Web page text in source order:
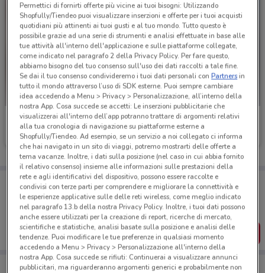
Conforama
Scade il 31/08 16.2 km
Conforama
Scade il 31/08 16.2 km
Porta DoveConviene sempre con te!
Puoi trovare le migliori offerte dei negozi vicino a te,
salvarle e creare la tua lista del risparmio, comodamente
dal tuo cellulare.
SCARICA L’APP
Permettici di fornirti offerte più vicine ai tuoi bisogni: Utilizzando
Shopfully/Tiendeo puoi visualizzare inserzioni e offerte per i tuoi acquisti
quotidiani più attinenti ai tuoi gusti e al tuo mondo. Tutto questo è
possibile grazie ad una serie di strumenti e analisi effettuate in base alle
tue attività all'interno dell'applicazione e sulle piattaforme collegate,
come indicato nel paragrafo 2 della Privacy Policy. Per fare questo,
abbiamo bisogno del tuo consenso sull'uso dei dati raccolti a tale fine.
Se dai il tuo consenso condivideremo i tuoi dati personali conPartnersin
tutto il mondo attraverso l’uso di SDK esterne. Puoi sempre cambiare
idea accedendo a Menu > Privacy > Personalizzazione, all’interno della
nostra App. Cosa succede se accetti: Le inserzioni pubblicitarie che
visualizzerai all'interno dell’app potranno trattare di argomenti relativi
alla tua cronologia di navigazione su piattaforme esterne a
Shopfully/Tiendeo. Ad esempio, se un servizio a noi collegato ci informa
che hai navigato in un sito di viaggi, potremo mostrarti delle offerte a
tema vacanze. Inoltre, i dati sulla posizione (nel caso in cui abbia fornito
il relativo consenso) insieme alle informazioni sulle prestazioni della
rete e agli identificativi del dispositivo, possono essere raccolte e
condivisi con terze parti per comprendere e migliorare la connettività e
le esperienze applicative sulle delle reti wireless, come meglio indicato
nel paragrafo 13.b della nostra Privacy Policy. Inoltre, i tuoi dati possono
anche essere utilizzati per la creazione di report, ricerche di mercato,
scientifiche e statistiche, analisi basate sulla posizione e analisi delle
tendenze. Puoi modificare le tue preferenze in qualsiasi momento
accedendo a Menu > Privacy > Personalizzazione all'interno della
nostra App. Cosa succede se rifiuti: Continuerai a visualizzare annunci
pubblicitari, ma riguarderanno argomenti generici e probabilmente non